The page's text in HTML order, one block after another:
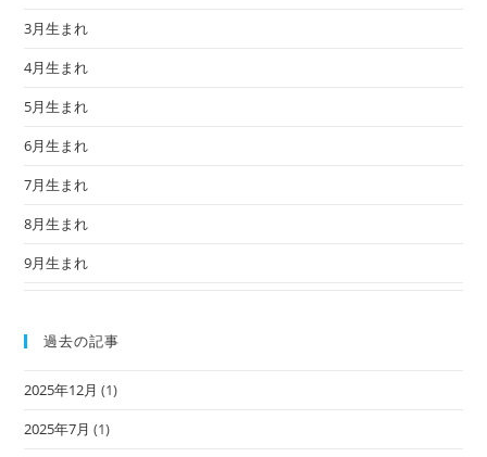
3月生まれ
4月生まれ
5月生まれ
6月生まれ
7月生まれ
8月生まれ
9月生まれ
過去の記事
2025年12月 (1)
2025年7月 (1)